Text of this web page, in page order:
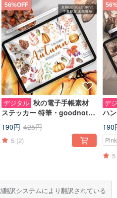
56%OFF
デジタル 秋の電子手帳素材
ステッカー 特筆・goodnotes
IPADノート素材をピックアッ
プ
190円 425円
5 (2)
デ
ハ
注
ト
190
5
訳システムにより翻訳されている